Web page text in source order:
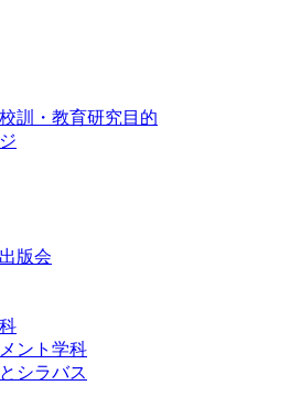
訓・教育研究目的
版会
ント学科
シラバス